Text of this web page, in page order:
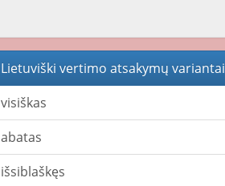
Lietuviški vertimo atsakymų variantai
visiškas
abatas
išsiblaškęs